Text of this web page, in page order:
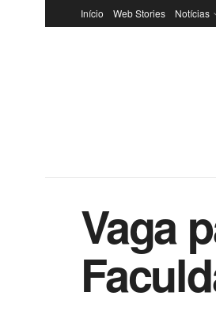
Início Web Stories Notícias
Vaga